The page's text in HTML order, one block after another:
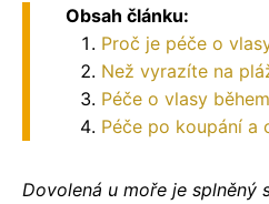
Obsah článku:
Proč je péče o
Než vyrazíte na
Péče o vlasy
Péče po koupání a
Dovolená u moře je splněný